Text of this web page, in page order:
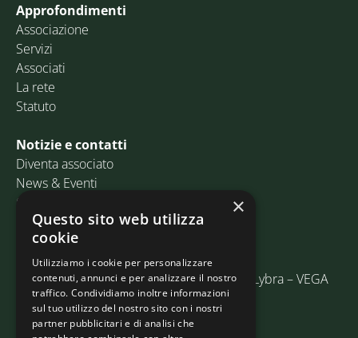
Approfondimenti
Associazione
Servizi
Associati
La rete
Statuto
Notizie e contatti
Diventa associato
News & Eventi
Contatti
Email:info@assosped.it
PEC: assospedvenezia@pec.fedespedi.it
Indirizzo: Via delle Industrie, 19/C Edificio Lybra – VEGA
30175 Marghera (VE)
×
Questo sito web utilizza
cookie
Utilizziamo i cookie per personalizzare
contenuti, annunci e per analizzare il nostro
traffico. Condividiamo inoltre informazioni
sul tuo utilizzo del nostro sito con i nostri
partner pubblicitari e di analisi che